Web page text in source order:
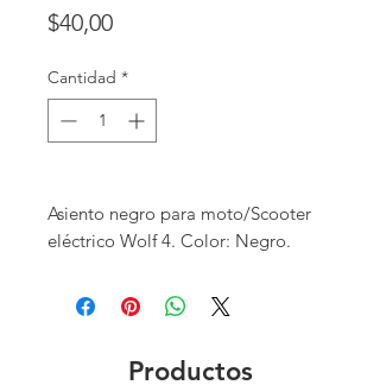
$40,00Precio
Cantidad *
Asiento negro para moto/Scooter
eléctrico Wolf 4. Color: Negro.
Productos